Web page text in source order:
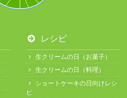
レシピ
生クリームの日（お菓子）
生クリームの日（料理）
ショートケーキの日向けレシ
ピ